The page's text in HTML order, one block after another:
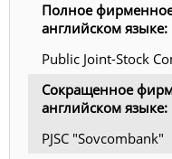
Полное
английском языке:
Public Joint-Stock
Сокращенное
английском языке:
PJSC "Sovcombank"